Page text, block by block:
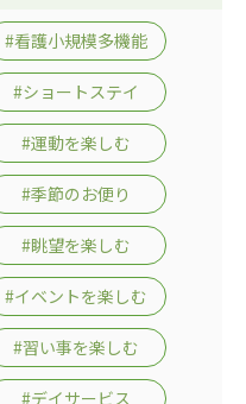
#看護小規模多機能
#ショートステイ
#運動を楽しむ
#季節のお便り
#眺望を楽しむ
#イベントを楽しむ
#習い事を楽しむ
#デイサービス